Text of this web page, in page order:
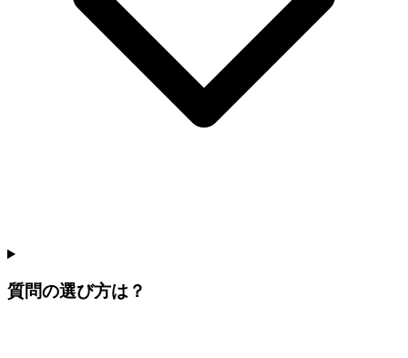
質問の選び方は？